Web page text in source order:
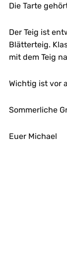
Die Tarte
Der Teig ist
Blätterteig.
mit dem Teig
Wichtig ist vor
Sommerliche
Euer Michael